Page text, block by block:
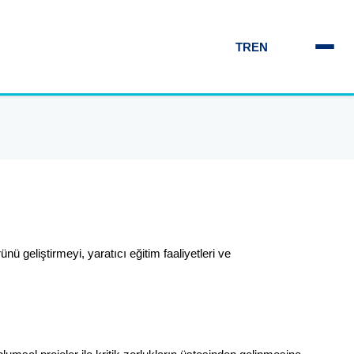
TREN
geliştirmeyi, yaratıcı eğitim faaliyetleri ve